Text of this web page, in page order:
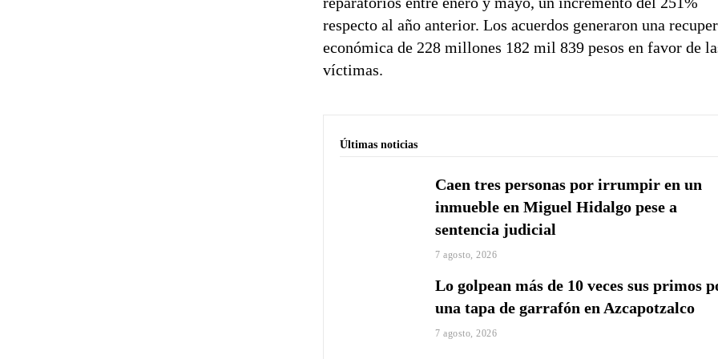
respecto al año anterior. Los acuerdos generaron una
económica de 228 millones 182 mil 839 pesos en favor de
víctimas.
Últimas noticias
Caen tres personas por irrumpir en un
inmueble en Miguel Hidalgo pese a
sentencia judicial
7 agosto, 2026
Lo golpean más de 10 veces sus primos
una tapa de garrafón en Azcapotzalco
7 agosto, 2026